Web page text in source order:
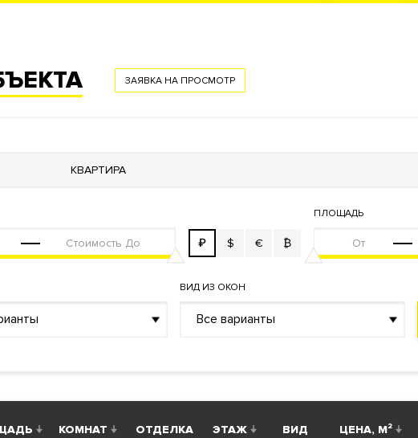
охранно-пожарной сигнализации
Замоскворечье в ЦАО, в 10 минутах ходьбы от метро Павелецкая,
ЗАЯВКА НА ПРОСМОТР
КВАРТИРА
₽ $ € ₿
ПЛОЩАДЬ
ВИД ИЗ ОКОН
Все варианты
КОМНАТ ОТДЕЛКА ЭТАЖ ВИД ЦЕНА, М²